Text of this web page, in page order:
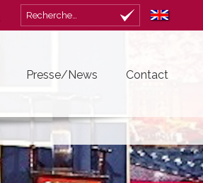
Rechercher :
Presse/News Contact